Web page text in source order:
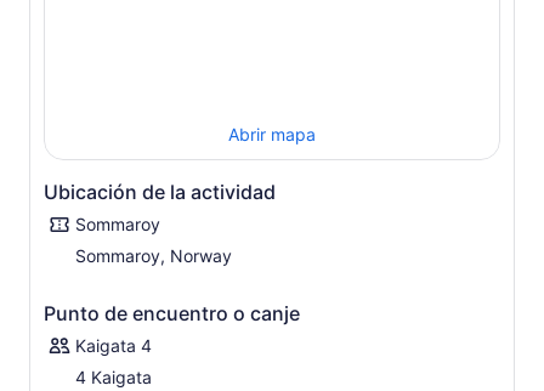
Abrir mapa
Ubicación de la actividad
Sommaroy
Sommaroy, Norway
Punto de encuentro o canje
Kaigata 4
4 Kaigata